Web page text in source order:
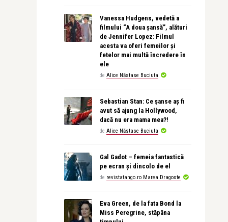
Vanessa Hudgens, vedetă a
filmului “A doua șansă”, alături
de Jennifer Lopez: Filmul
acesta va oferi femeilor și
fetelor mai multă încredere în
ele
de Alice Năstase Buciuta
Sebastian Stan: Ce șanse aș fi
avut să ajung la Hollywood,
dacă nu era mama mea?!
de Alice Năstase Buciuta
Gal Gadot – femeia fantastică
pe ecran și dincolo de el
de revistatango.ro Marea Dragoste
Eva Green, de la fata Bond la
Miss Peregrine, stăpâna